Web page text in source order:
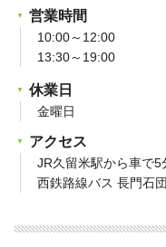
営業時間
10:00～12:00
13:30～19:00
休業日
金曜日
アクセス
JR久留米駅から車で5
西鉄路線バス 長門石